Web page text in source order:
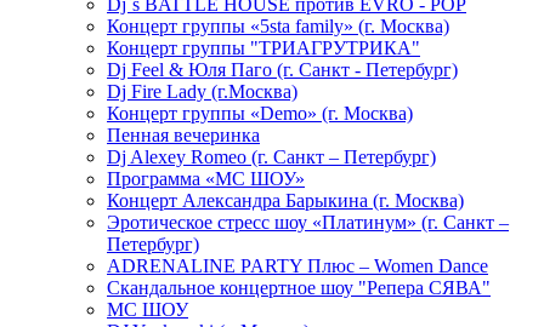
Dj`s BATTLE HOUSE против EVRO - POP
Концерт группы «5sta family» (г. Москва)
Концерт группы "ТРИАГРУТРИКА"
Dj Feel & Юля Паго (г. Санкт - Петербург)
Dj Fire Lady (г.Москва)
Концерт группы «Demo» (г. Москва)
Пенная вечеринка
Dj Alexey Romeo (г. Санкт – Петербург)
Программа «МС ШОУ»
Концерт Александра Барыкина (г. Москва)
Эротическое стресс шоу «Платинум» (г. Санкт –
Петербург)
ADRENALINE PARTY Плюс – Women Dance
Скандальное концертное шоу "Репера СЯВА"
МС ШОУ